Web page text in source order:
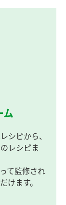
ム
シピから、
レシピま
て監修され
けます。